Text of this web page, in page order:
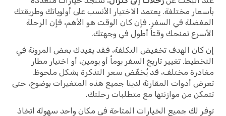
بأسعار مختلفة. يعتمد الاختيار الأنسب على أولوياتك وطريقتك
المفضلة في السفر. فإن كان الوقت هو الأهم، فإن الرحلة
الأسرع تمنحك وقتاً أطول في وجهتك.
إن كان الهدف تخفيض التكلفة، فقد يفيدك بعض المرونة في
التخطيط. تغيير تاريخ السفر يوماً أو يومين، أو اختيار مطار
مغادرة مختلف، قد يُخفّض سعر التذكرة بشكل ملحوظ.
تعرض أدوات المقارنة لدينا جميع هذه المتغيرات بوضوح، حتى
تتمكن من موازنتها مع متطلبات رحلتك.
توفر لك جميع الخيارات المتاحة في مكان واحد سهولة اتخاذ